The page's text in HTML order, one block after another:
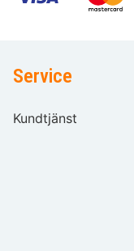
Service
Kundtjänst